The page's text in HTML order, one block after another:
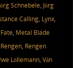
Schnebele, Jörg
Calling, Lynx,
, Metal Blade
Rengen, Rengen
Löllemann, Ván